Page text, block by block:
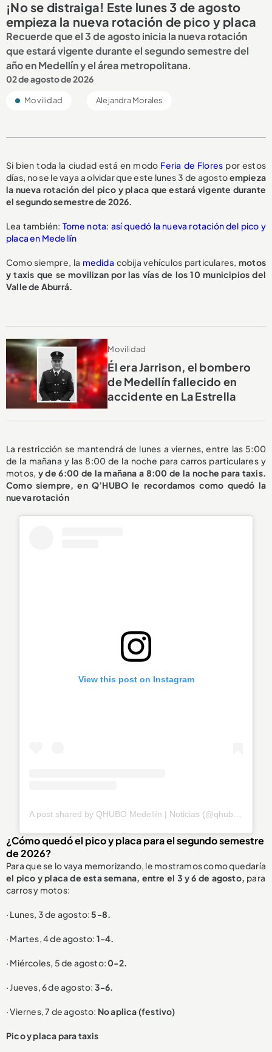
¡No se distraiga! Este lunes 3 de agosto
empieza la nueva rotación de pico y placa
Recuerde que el 3 de agosto inicia la nueva rotación
que estará vigente durante el segundo semestre del
año en Medellín y el área metropolitana.
02 de agosto de 2026
Movilidad Alejandra Morales
Si bien toda la ciudad está en modo Feria de Flores por estos
días, no se le vaya a olvidar que este lunes 3 de agostoempieza
la nueva rotación del pico y placa que estará vigente durante
el segundo semestre de 2026.
Lea también: Tome nota: así quedó la nueva rotación del pico y
placa en Medellín
Como siempre, la medida cobija vehículos particulares, motos
y taxis que se movilizan por las vías de los 10 municipios del
Valle de Aburrá.
Movilidad
Él era Jarrison, el bombero
de Medellín fallecido en
accidente en La Estrella
La restricción se mantendrá de lunes a viernes, entre las 5:00
de la mañana y las 8:00 de la noche para carros particulares y
motos, y de 6:00 de la mañana a 8:00 de la noche para taxis.
Como siempre, en Q’HUBO le recordamos como quedó la
nueva rotación
View this post on Instagram
¿Cómo quedó el pico y placa para el segundo semestre
de 2026?
Para que se lo vaya memorizando, le mostramos como quedaría
el pico y placa de esta semana, entre el 3 y 6 de agosto, para
carros y motos:
· Lunes, 3 de agosto:5-8.
· Martes, 4 de agosto: 1-4.
· Miércoles, 5 de agosto:0-2.
· Jueves, 6 de agosto: 3-6.
· Viernes, 7 de agosto: No aplica (festivo)
Pico y placa para taxis